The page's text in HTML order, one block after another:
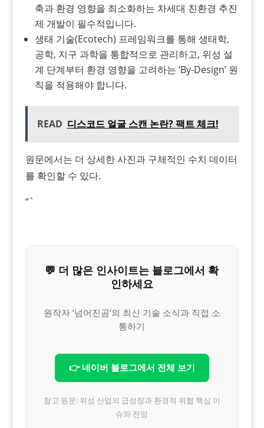
축과 환경 영향을 최소화하는 차세대 친환경 추진
제 개발이 필수적입니다.
생태 기술(Ecotech) 프레임워크를 통해 생태학,
공학, 지구 과학을 통합적으로 관리하고, 위성 설
계 단계부터 환경 영향을 고려하는 ‘By-Design’ 원
칙을 적용해야 합니다.
READ 디스코드 얼굴 스캔 논란? 팩트 체크!
원문에서는 더 상세한 사진과 구체적인 수치 데이터
를 확인할 수 있다.
“`
💬 더 많은 인사이트는 블로그에서 확
인하세요
원작자 ‘넘어진곰’의 최신 기술 소식과 직접 소
통하기
👉 네이버 블로그에서 전체 보기
참고 원문: 위성 산업의 급성장과 환경적 위협 핵심 이
슈와 전망